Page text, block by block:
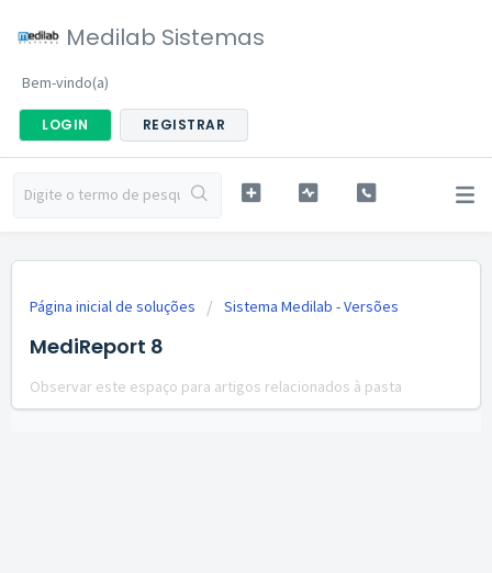
Medilab Sistemas
Bem-vindo(a)
LOGIN REGISTRAR
Página inicial de soluções Sistema Medilab - Versões
MediReport 8
Observar este espaço para artigos relacionados à pasta